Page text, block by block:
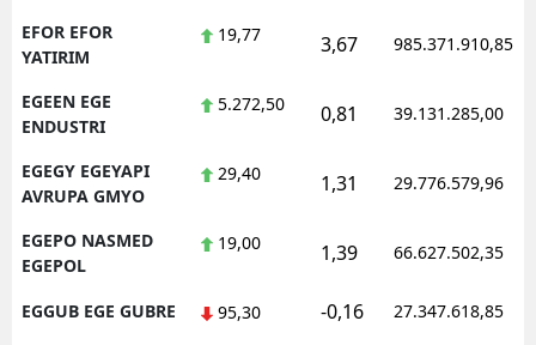
EFOR EFOR
YATIRIM
19,77 3,67 985.371.910,85
EGEEN EGE
ENDUSTRI
5.272,50 0,81 39.131.285,00
EGEGY EGEYAPI
AVRUPA GMYO
29,40 1,31 29.776.579,96
EGEPO NASMED
EGEPOL
19,00 1,39 66.627.502,35
EGGUB EGE GUBRE 95,30 -0,16 27.347.618,85